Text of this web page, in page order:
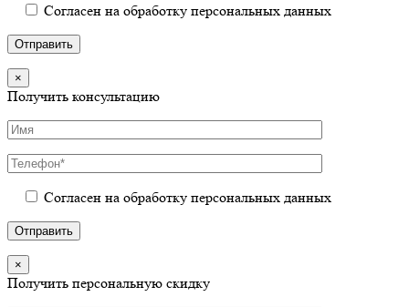
Согласен на обработку персональных данных
×
Получить консультацию
Согласен на обработку персональных данных
×
Получить персональную скидку